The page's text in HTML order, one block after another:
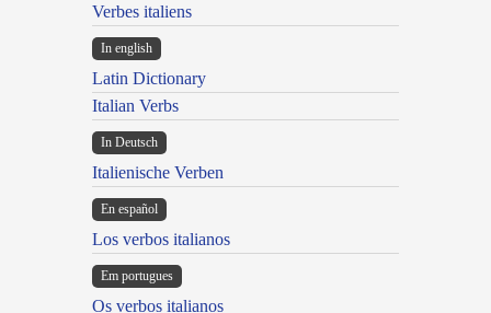
Verbes italiens
In english
Latin Dictionary
Italian Verbs
In Deutsch
Italienische Verben
En español
Los verbos italianos
Em portugues
Os verbos italianos